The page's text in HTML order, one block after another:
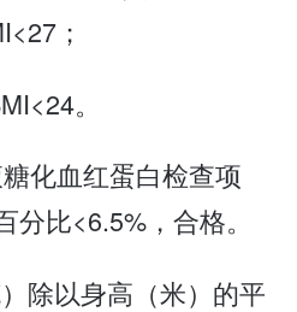
；
。
化血红蛋白检查项
比<6.5%，合格。
除以身高（米）的平